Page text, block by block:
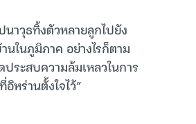
นาวุธทิ้งตัวหลายลูกไปยัง
นในภูมิภาค อย่างไรก็ตาม
ระสบความล้มเหลวในการ
หร่านตั้งใจไว้”